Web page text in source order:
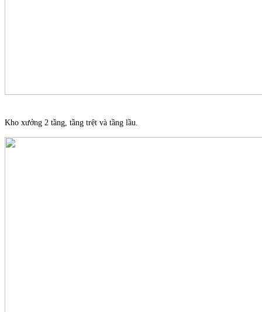
Kho xưởng 2 tầng, tầng trệt và tầng lầu.